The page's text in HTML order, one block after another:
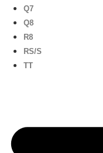
Q7
Q8
R8
RS/S
TT